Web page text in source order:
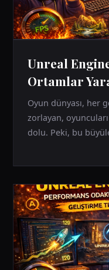
Unreal
Ortamlar
Oyun dünyası, her
zorlayan,
dolu. Peki, bu